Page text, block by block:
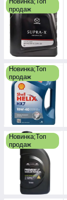
продаж
Новинка;Топ
продаж
Новинка;Топ
продаж